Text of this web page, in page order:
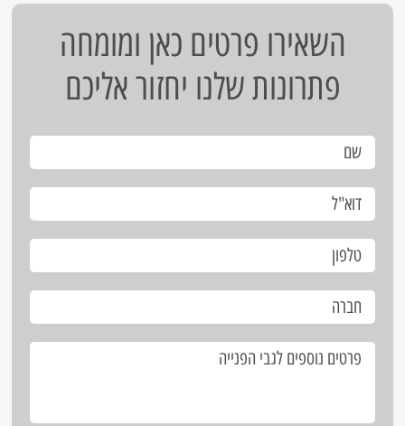
השאירו פרטים כאן ומומחה
פתרונות שלנו יחזור אליכם